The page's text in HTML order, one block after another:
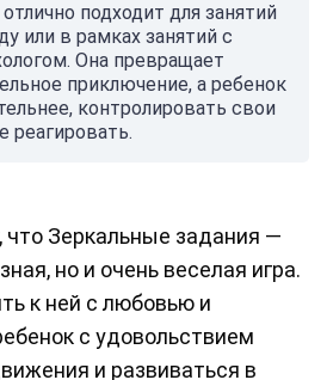
подходит для занятий
или в рамках занятий с
Она превращает
приключение, а ребенок
контролировать свои
реагировать.
что Зеркальные задания —
но и очень веселая игра.
к ней с любовью и
с удовольствием
и развиваться в